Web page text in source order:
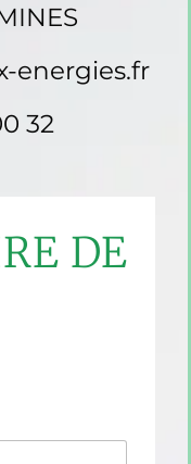
energies.fr
32
DE